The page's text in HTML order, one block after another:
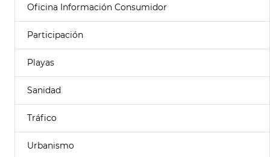
Oficina Información Consumidor
Participación
Playas
Sanidad
Tráfico
Urbanismo